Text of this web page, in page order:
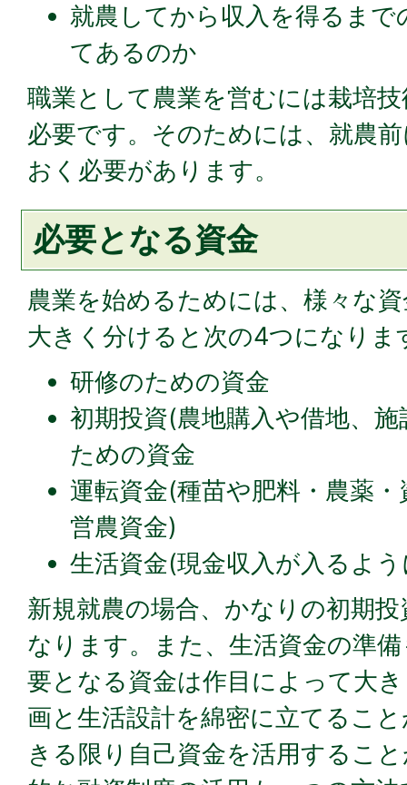
就農してから収入を得るまで
てあるのか
職業として農業を営むには栽培
必要です。そのためには、就農
おく必要があります。
必要となる資金
農業を始めるためには、様々な
大きく分けると次の4つになりま
研修のための資金
初期投資(農地購入や借地、
ための資金
運転資金(種苗や肥料・農薬
営農資金)
生活資金(現金収入が入るよ
新規就農の場合、かなりの初期
なります。また、生活資金の準
要となる資金は作目によって大
画と生活設計を綿密に立てるこ
きる限り自己資金を活用するこ